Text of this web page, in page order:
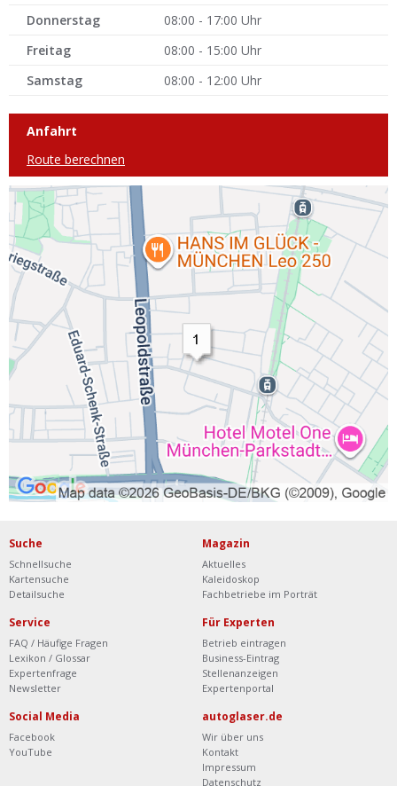
Donnerstag
08:00 - 17:00 Uhr
Freitag
08:00 - 15:00 Uhr
Samstag
08:00 - 12:00 Uhr
Anfahrt
Route berechnen
Suche
Schnellsuche
Kartensuche
Detailsuche
Magazin
Aktuelles
Kaleidoskop
Fachbetriebe im Porträt
Service
FAQ / Häufige Fragen
Lexikon / Glossar
Expertenfrage
Newsletter
Für Experten
Betrieb eintragen
Business-Eintrag
Stellenanzeigen
Expertenportal
Social Media
Facebook
YouTube
autoglaser.de
Wir über uns
Kontakt
Impressum
Datenschutz